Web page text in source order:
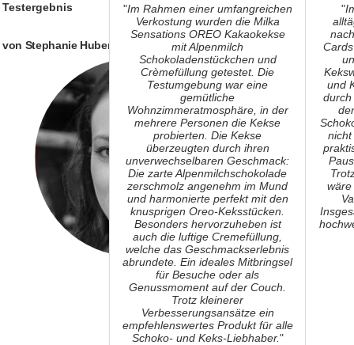
"Im Rahmen einer umfangreichen
Verkostung wurden die Milka
Sensations OREO Kakaokekse
mit Alpenmilch
Schokoladenstückchen und
Crèmefüllung getestet. Die
Testumgebung war eine
gemütliche
Wohnzimmeratmosphäre, in der
mehrere Personen die Kekse
probierten. Die Kekse
überzeugten durch ihren
unverwechselbaren Geschmack:
Die zarte Alpenmilchschokolade
zerschmolz angenehm im Mund
und harmonierte perfekt mit den
knusprigen Oreo-Keksstücken.
Besonders hervorzuheben ist
auch die luftige Cremefüllung,
welche das Geschmackserlebnis
abrundete. Ein ideales Mitbringsel
für Besuche oder als
Genussmoment auf der Couch.
Trotz kleinerer
Verbesserungsansätze ein
empfehlenswertes Produkt für alle
Schoko- und Keks-Liebhaber."
"
und
durch
Testergebnis
von Stephanie Huber